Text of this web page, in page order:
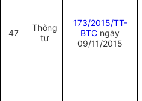
47
Thông
tư
173/2015/TT-
BTC ngày
09/11/2015